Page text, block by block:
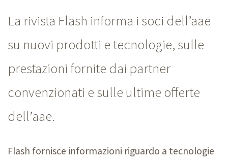
La rivista Flash informa i soci dell’aae
su nuovi prodotti e tecnologie, sulle
prestazioni fornite dai partner
convenzionati e sulle ultime offerte
dell’aae.
Flash fornisce informazioni riguardo a tecnologie